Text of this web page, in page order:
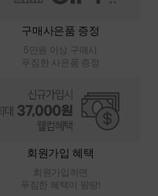
구매사은품 증정
5만원 이상 구매시
푸짐한 사은품 증정
회원가입 혜택
회원가입하면
푸짐한 혜택이 팡팡!